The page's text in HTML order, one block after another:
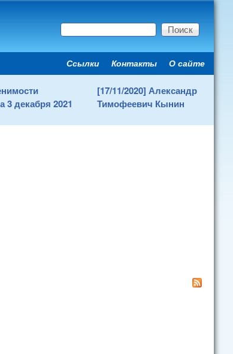
Форма поиска
Поиск
Secondary menu
Ссылки Контакты О сайте
3 декабря 2021
[17/11/2020] Александр
Тимофеевич Кынин